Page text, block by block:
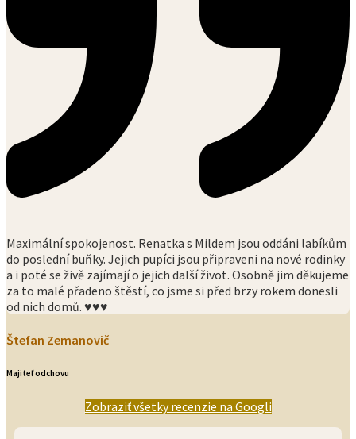
Maximální spokojenost. Renatka s Mildem jsou oddáni labíkům
do poslední buňky. Jejich pupíci jsou připraveni na nové rodinky
a i poté se živě zajímají o jejich další život. Osobně jim děkujeme
za to malé přadeno štěstí, co jsme si před brzy rokem donesli
od nich domů. ♥️♥️♥️
Štefan Zemanovič
Majiteľ odchovu
Zobraziť všetky recenzie na Googli